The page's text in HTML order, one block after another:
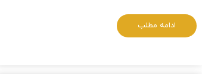
ادامه مطلب